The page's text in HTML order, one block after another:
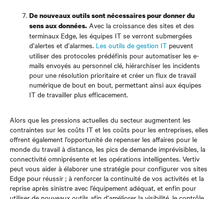
De nouveaux outils sont nécessaires pour donner du
sens aux données. Avec la croissance des sites et des
terminaux Edge, les équipes IT se verront submergées
d’alertes et d’alarmes. Les outils de gestion IT peuvent
utiliser des protocoles prédéfinis pour automatiser les e-
mails envoyés au personnel clé, hiérarchiser les incidents
pour une résolution prioritaire et créer un flux de travail
numérique de bout en bout, permettant ainsi aux équipes
IT de travailler plus efficacement.
Alors que les pressions actuelles du secteur augmentent les
contraintes sur les coûts IT et les coûts pour les entreprises, elles
offrent également l’opportunité de repenser les affaires pour le
monde du travail à distance, les pics de demande imprévisibles, la
connectivité omniprésente et les opérations intelligentes. Vertiv
peut vous aider à élaborer une stratégie pour configurer vos sites
Edge pour réussir ; à renforcer la continuité de vos activités et la
reprise après sinistre avec l’équipement adéquat, et enfin pour